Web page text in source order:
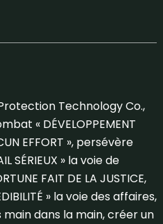
Technology Co.,
« DÉVELOPPEMENT
EFFORT », persévère
SÉRIEUX » la voie de
FAIT DE LA JUSTICE,
» la voie des affaires,
dans la main, créer un